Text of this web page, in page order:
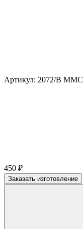
Артикул: 2072/B MMC
450 ₽
Заказать изготовление